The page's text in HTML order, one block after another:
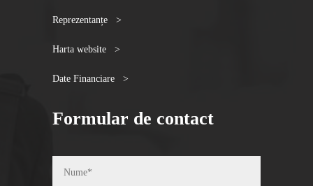
Reprezentanțe >
Harta website >
Date Financiare >
Formular de contact